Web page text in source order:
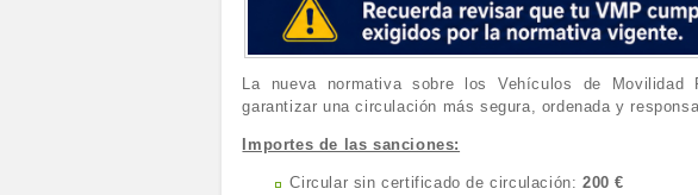
La nueva normativa sobre los Vehículos de Movilidad
garantizar una circulación más segura, ordenada y
Importes de las sanciones:
Circular sin certificado de circulación:200 €